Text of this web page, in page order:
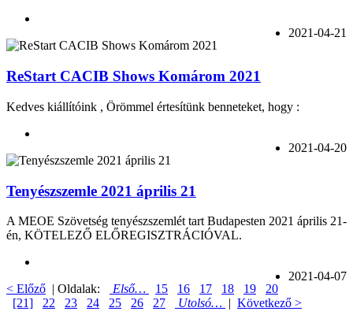
2021-04-21
ReStart CACIB Shows Komárom 2021
Kedves kiállítóink , Örömmel értesítünk benneteket, hogy :
2021-04-20
Tenyészszemle 2021 április 21
A MEOE Szövetség tenyészszemlét tart Budapesten 2021 április 21-
én, KÖTELEZŐ ELŐREGISZTRÁCIÓVAL.
2021-04-07
< Előző | Oldalak: Első… 15 16 17 18 19
20
[21]
22 23 24 25 26 27 Utolsó… | Következő >